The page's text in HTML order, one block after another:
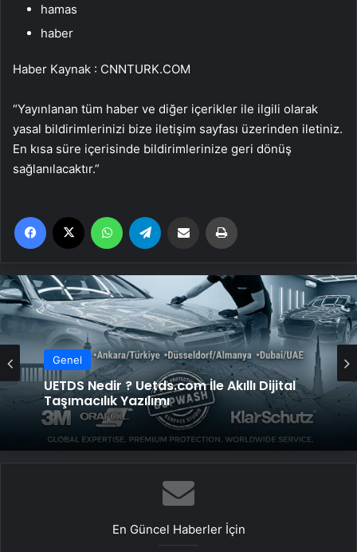
hamas
haber
Haber Kaynak : CNNTURK.COM
“Yayınlanan tüm haber ve diğer içerikler ile ilgili olarak
yasal bildirimlerinizi bize iletişim sayfası üzerinden iletiniz.
En kısa süre içerisinde bildirimlerinize geri dönüş
sağlanılacaktır.”
Facebook WhatsApp Email'den paylaş
Genel
UETDS Nedir ? Uetds.com İle Akıllı Dijital
Taşımacılık Yazılımı
En Güncel Haberler İçin